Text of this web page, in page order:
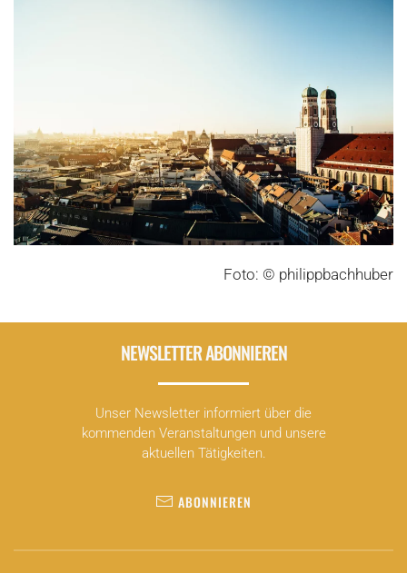
Foto: © philippbachhuber
NEWSLETTER ABONNIEREN
Unser Newsletter informiert über die
kommenden Veranstaltungen und unsere
aktuellen Tätigkeiten.
ABONNIEREN